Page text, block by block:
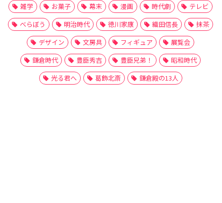
雑学
お菓子 幕末 漫画 時代劇
テレビ
べらぼう
明治時代 徳川家康 織田信長
抹茶
デザイン
文房具 フィギュア
展覧会
鎌倉時代
豊臣秀吉 豊臣兄弟！
昭和時代
光る君へ
葛飾北斎 鎌倉殿の13人